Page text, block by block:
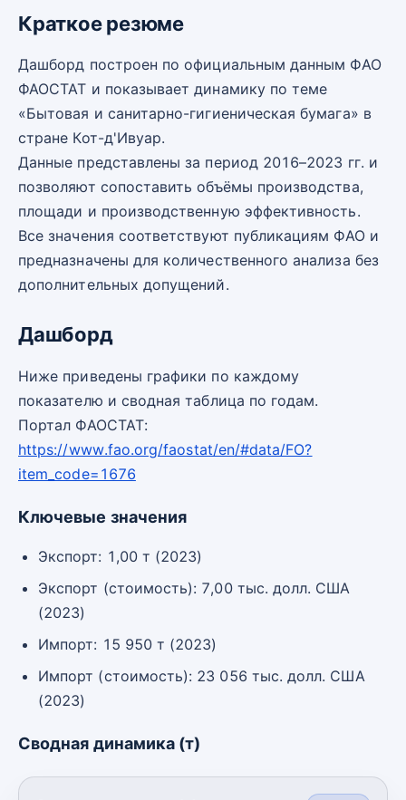
Краткое резюме
Дашборд построен по официальным данным ФАО
ФАОСТАТ и показывает динамику по теме
«Бытовая и санитарно-гигиеническая бумага» в
стране Кот-д'Ивуар.
Данные представлены за период 2016–2023 гг. и
позволяют сопоставить объёмы производства,
площади и производственную эффективность.
Все значения соответствуют публикациям ФАО и
предназначены для количественного анализа без
дополнительных допущений.
Дашборд
Ниже приведены графики по каждому
показателю и сводная таблица по годам.
Портал ФАОСТАТ:
https://www.fao.org/faostat/en/#data/FO?
item_code=1676
Ключевые значения
Экспорт: 1,00 т (2023)
Экспорт (стоимость): 7,00 тыс. долл. США
(2023)
Импорт: 15 950 т (2023)
Импорт (стоимость): 23 056 тыс. долл. США
(2023)
Сводная динамика (т)